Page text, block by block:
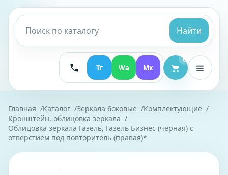
Найти
Тг Wa Mx
0
Главная Каталог Зеркала боковые
Комплектующие
Кронштейн, облицовка зеркала
Облицовка зеркала Газель, Газель Бизнес (черная) с
отверстием под повторитель (правая)*